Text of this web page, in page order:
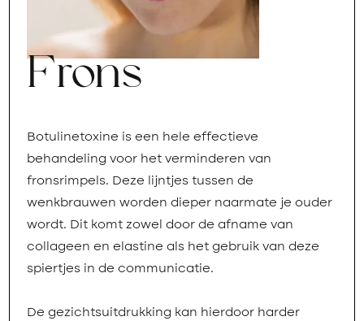
Frons
Botulinetoxine is een hele effectieve
behandeling voor het verminderen van
fronsrimpels. Deze lijntjes tussen de
wenkbrauwen worden dieper naarmate je ouder
wordt. Dit komt zowel door de afname van
collageen en elastine als het gebruik van deze
spiertjes in de communicatie.
De gezichtsuitdrukking kan hierdoor harder